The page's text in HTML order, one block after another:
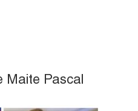
Maite Pascal